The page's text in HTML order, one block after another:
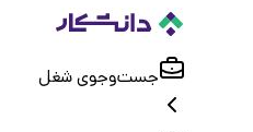
جست‌و‌جوی شغل